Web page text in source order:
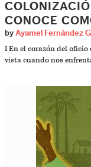
CONOCE
by Ayamel Fernández
I En el corazón del
vista cuando nos